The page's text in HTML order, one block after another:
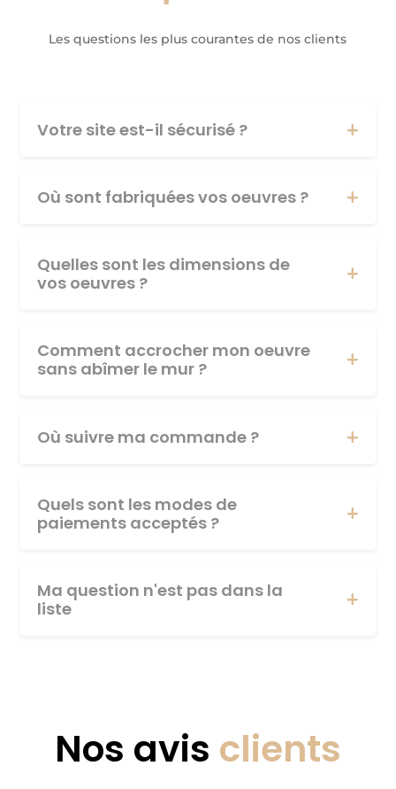
Les questions les plus courantes de nos clients
Votre site est-il sécurisé ?
Où sont fabriquées vos oeuvres ?
Quelles sont les dimensions de
vos oeuvres ?
Comment accrocher mon oeuvre
sans abîmer le mur ?
Où suivre ma commande ?
Quels sont les modes de
paiements acceptés ?
Ma question n'est pas dans la
liste
Nos avis clients